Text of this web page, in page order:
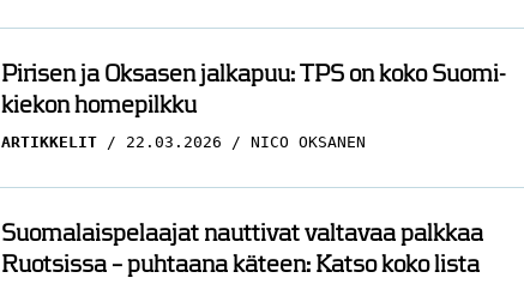
Pirisen ja Oksasen jalkapuu: TPS on koko Suomi-
kiekon homepilkku
ARTIKKELIT 22.03.2026 NICO OKSANEN
Suomalaispelaajat nauttivat valtavaa palkkaa
Ruotsissa – puhtaana käteen: Katso koko lista